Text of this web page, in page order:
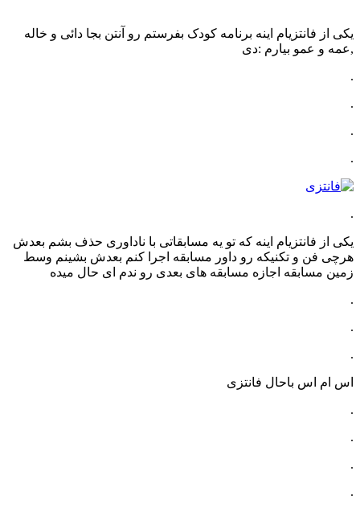
یکی از فانتزیام اینه برنامه کودک بفرستم رو آنتن بجا دائی و خاله
,عمه و عمو بیارم :دی
.
.
.
.
.
یکی از فانتزیام اینه که تو یه مسابقاتی با ناداوری حذف بشم بعدش
هرچی فن و تکنیکه رو داور مسابقه اجرا کنم بعدش بشینم وسط
زمین مسابقه اجازه مسابقه های بعدی رو ندم ای حال میده
.
.
.
اس ام اس باحال فانتزی
.
.
.
.